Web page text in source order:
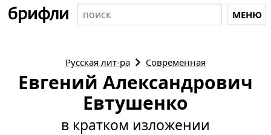
МЕНЮ
Русская лит-ра Современная
Евгений Александрович
Евтушенко
в кратком изложении